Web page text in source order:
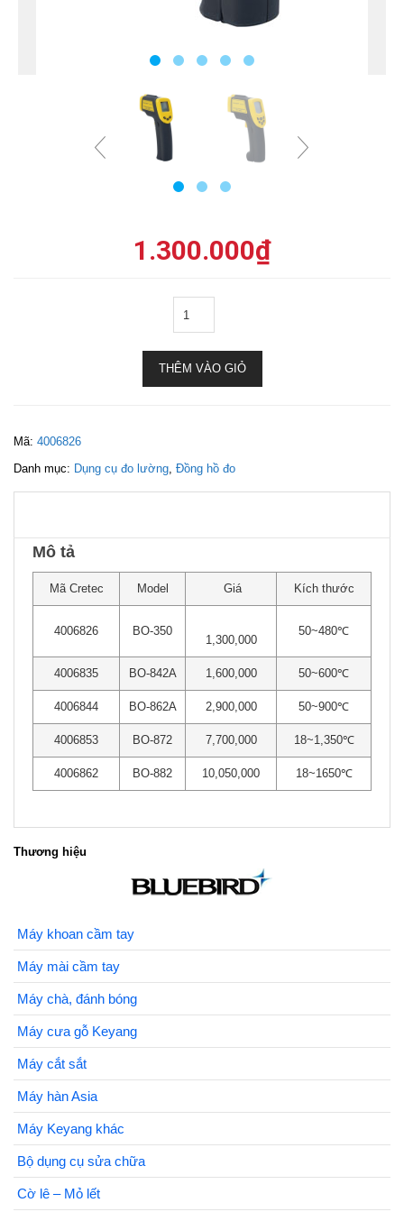
1.300.000₫
THÊM VÀO GIỎ
Mã: 4006826
Danh mục: Dụng cụ đo lường, Đồng hồ đo
Mô tả
Mã Cretec Model Giá Kích thước
4006826 BO-350
1,300,000
50~480℃
4006835 BO-842A 1,600,000 50~600℃
4006844 BO-862A 2,900,000 50~900℃
4006853 BO-872 7,700,000 18~1,350℃
4006862 BO-882 10,050,000 18~1650℃
Thương hiệu
Máy khoan cầm tay
Máy mài cầm tay
Máy chà, đánh bóng
Máy cưa gỗ Keyang
Máy cắt sắt
Máy hàn Asia
Máy Keyang khác
Bộ dụng cụ sửa chữa
Cờ lê – Mỏ lết